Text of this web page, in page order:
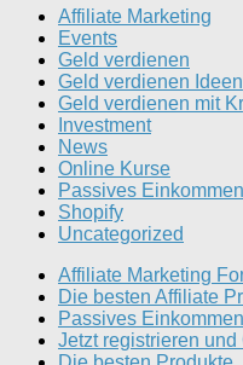
Affiliate Marketing
Events
Geld verdienen
Geld verdienen Ideen
Geld verdienen mit
Investment
News
Online Kurse
Passives Einkommen
Shopify
Uncategorized
Affiliate Marketing
Die besten Affiliate
Passives Einkommen
Jetzt registrieren